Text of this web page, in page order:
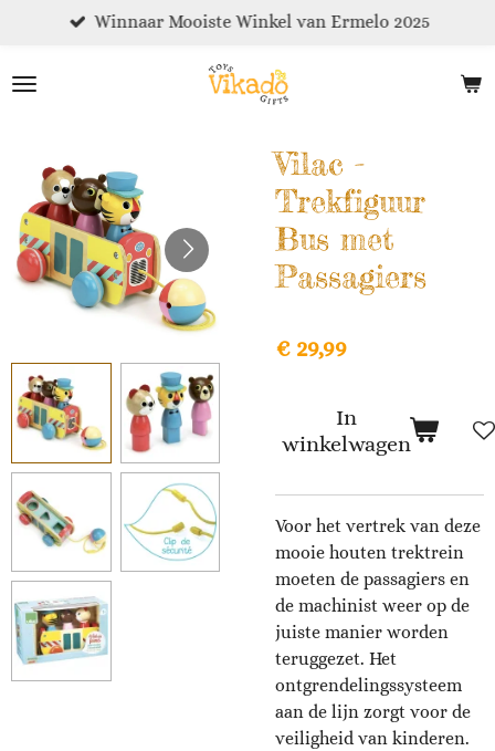
naar
Winnaar Mooiste Winkel van Ermelo 2025
Vilac -
Trekfiguur
Bus met
Passagiers
€ 29,99
In
winkelwagen
Voor het vertrek van deze
mooie houten trektrein
moeten de passagiers en
de machinist weer op de
juiste manier worden
teruggezet. Het
ontgrendelingssysteem
aan de lijn zorgt voor de
veiligheid van kinderen.